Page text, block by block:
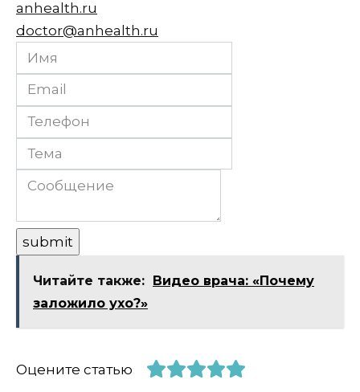
anhealth.ru
doctor@anhealth.ru
Читайте также: Видео врача: «Почему
заложило ухо?»
Оцените статью